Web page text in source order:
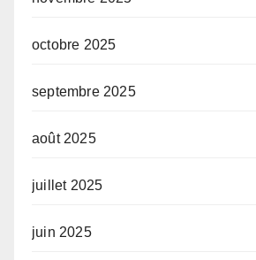
octobre 2025
septembre 2025
août 2025
juillet 2025
juin 2025